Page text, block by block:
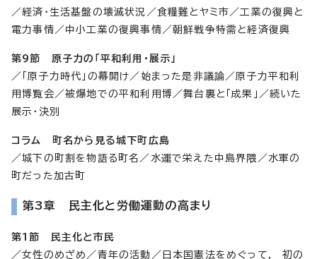
／経済・生活基盤の壊滅状況／食糧難とヤミ市／工業の復興と
電力事情／中小工業の復興事情／朝鮮戦争特需と経済復興
第9節 原子力の「平和利用・展示」
／「原子力時代」の幕開け／始まった是非議論／原子力平和利
用博覧会／被爆地での平和利用博／舞台裏と「成果」／続いた
展示・決別
コラム 町名から見る城下町広島
／城下の町割を物語る町名／水運で栄えた中島界隈／水軍の
町だった加古町
第3章 民主化と労働運動の高まり
第1節 民主化と市民
／女性のめざめ／青年の活動／日本国憲法をめぐって, 初の